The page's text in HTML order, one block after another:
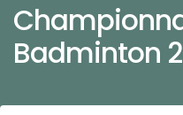
Badminton